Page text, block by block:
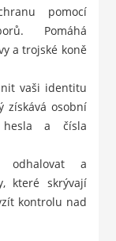
pomocí
Pomáhá
a trojské koně
vaši identitu
získává osobní
hesla a čísla
odhalovat a
které skrývají
kontrolu nad